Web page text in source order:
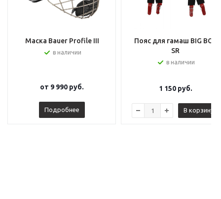
Маска Bauer Profile III
в наличии
от 9 990 руб.
Подробнее
Пояс для гамаш BIG BOY
SR
в наличии
1 150руб.
В корзину